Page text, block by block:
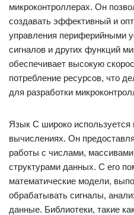
микроконтроллерах. Он
создавать эффективный и
управления периферийными
сигналов и других функций
обеспечивает высокую
потребление ресурсов, что
для разработки
Язык C широко
вычислениях. Он
работы с числами,
структурами данных. С его
математические модели,
обрабатывать сигналы,
данные. Библиотеки, такие